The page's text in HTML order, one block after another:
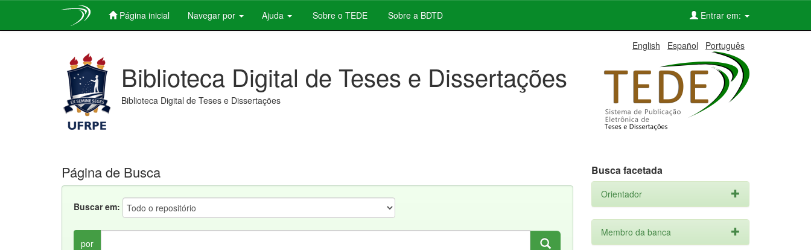
Página inicial Navegar por Ajuda Sobre o TEDE Sobre a BDTD Entrar em:
English Español Português
Biblioteca Digital de Teses e Dissertações
Biblioteca Digital de Teses e Dissertações
Página de Busca
Buscar em:
por
Busca facetada
Orientador
Membro da banca